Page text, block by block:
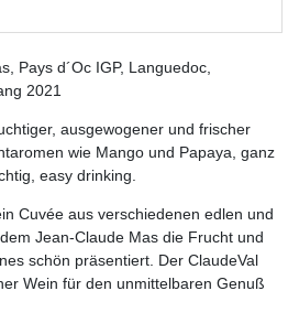
Pays d´Oc IGP, Languedoc,
2021
ausgewogener und frischer
wie Mango und Papaya, ganz
easy drinking.
Cuvée aus verschiedenen edlen und
Jean-Claude Mas die Frucht und
schön präsentiert. Der ClaudeVal
Wein für den unmittelbaren Genuß